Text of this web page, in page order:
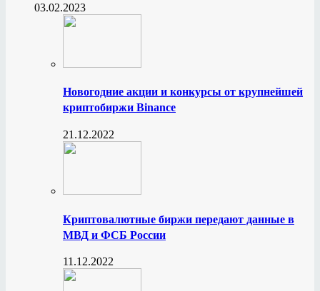
03.02.2023
Новогодние акции и конкурсы от крупнейшей
криптобиржи Binance
21.12.2022
Криптовалютные биржи передают данные в
МВД и ФСБ России
11.12.2022